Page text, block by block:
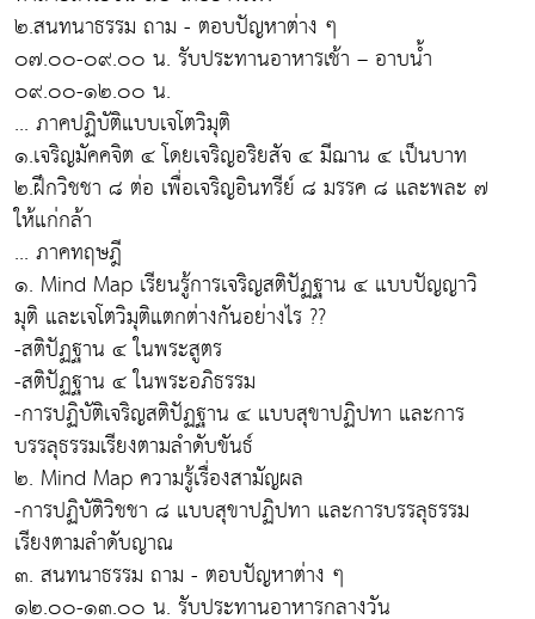
๒.สนทนาธรรม ถาม - ตอบปัญหาต่าง ๆ
๐๗.๐๐-๐๙.๐๐ น. รับประทานอาหารเช้า – อาบน้ำ
๐๙.๐๐-๑๒.๐๐ น.
... ภาคปฏิบัติแบบเจโตวิมุติ
๑.เจริญมัคคจิต ๔ โดยเจริญอริยสัจ ๔ มีฌาน ๔ เป็นบาท
๒.ฝึกวิชชา ๘ ต่อ เพื่อเจริญอินทรีย์ ๘ มรรค ๘ และพละ ๗
ให้แก่กล้า
... ภาคทฤษฎี
๑. Mind Map เรียนรู้การเจริญสติปัฏฐาน ๔ แบบปัญญาวิ
มุติ และเจโตวิมุติแตกต่างกันอย่างไร ??
-สติปัฏฐาน ๔ ในพระสูตร
-สติปัฏฐาน ๔ ในพระอภิธรรม
-การปฏิบัติเจริญสติปัฏฐาน ๔ แบบสุขาปฏิปทา และการ
บรรลุธรรมเรียงตามลำดับขันธ์
๒. Mind Map ความรู้เรื่องสามัญผล
-การปฏิบัติวิชชา ๘ แบบสุขาปฏิปทา และการบรรลุธรรม
เรียงตามลำดับญาณ
๓. สนทนาธรรม ถาม - ตอบปัญหาต่าง ๆ
๑๒.๐๐-๑๓.๐๐ น. รับประทานอาหารกลางวัน